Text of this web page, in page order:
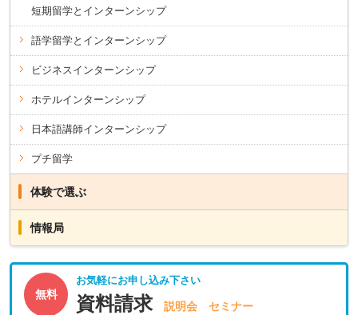
短期留学とインターンシップ
語学留学とインターンシップ
ビジネスインターンシップ
ホテルインターンシップ
日本語講師インターンシップ
プチ留学
体験で選ぶ
情報局
無料
お気軽にお申し込み下さい
資料請求 説明会 セミナー